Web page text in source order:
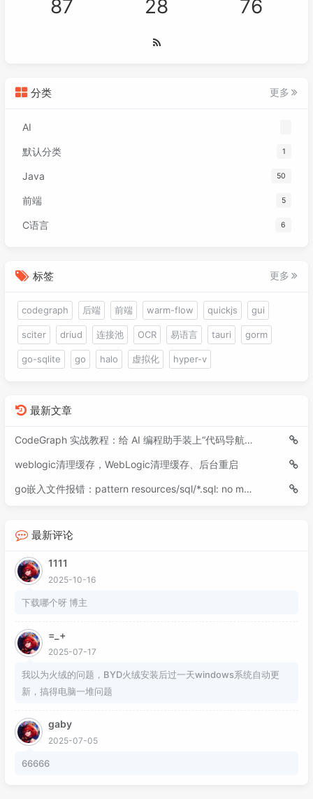
87 28 76
分类 更多
AI
默认分类 1
Java 50
前端 5
C语言 6
标签 更多
codegraph 后端 前端 warm-flow quickjs gui
sciter driud 连接池 OCR 易语言 tauri gorm
go-sqlite go halo 虚拟化 hyper-v
最新文章
CodeGraph 实战教程：给 AI 编程助手装上“代码导航仪”
weblogic清理缓存，WebLogic清理缓存、后台重启
go嵌入文件报错：pattern resources/sql/*.sql: no matching files found
最新评论
1111
2025-10-16
下载哪个呀 博主
=_+
2025-07-17
我以为火绒的问题，BYD火绒安装后过一天windows系统自动更
新，搞得电脑一堆问题
gaby
2025-07-05
66666